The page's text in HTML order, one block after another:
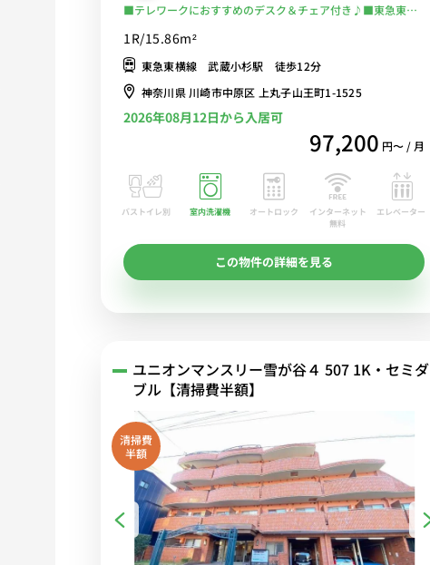
■テレワークにおすすめのデスク＆チェア付き♪■東急東横
乗換なし/24時まで営業の「東急ストア」「まいばすけっと」
あり/多摩川沿いをランニングするのも気持ちいい■選べる
Wi-Fi格安レンタル中！
1R/15.86m²
東急東横線 武蔵小杉駅 徒歩12分
神奈川県 川崎市中原区 上丸子山王町1-1525
2026年08月12日から入居可
97,200 円〜 / 月
バストイレ別 室内洗濯機 オートロック
インターネット
無料
エレベーター
この物件の詳細を見る
ユニオンマンスリー雪が谷４ 507 1K・セミダ
ブル【清掃費半額】
清掃費
半額